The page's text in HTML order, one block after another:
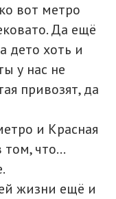
вот метро
Да ещё
дето хоть и
у нас не
привозят, да
и Красная
что...
жизни ещё и